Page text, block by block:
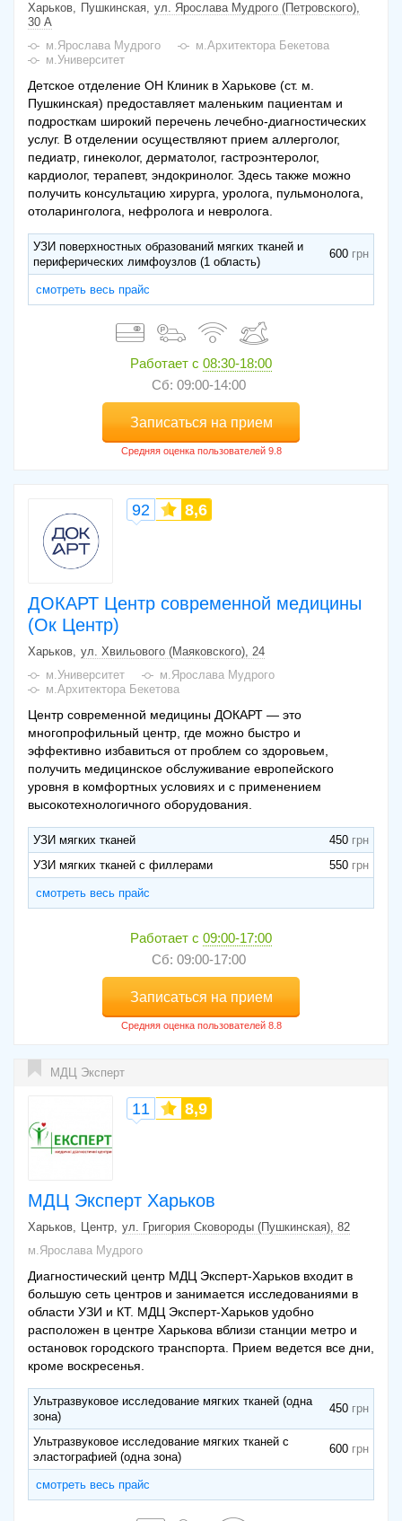
Харьков Пушкинская ул. Ярослава Мудрого (Петровского),
30 А
м.Ярослава Мудрого
м.Архитектора Бекетова
м.Университет
Детское отделение ОН Клиник в Харькове (ст. м.
Пушкинская) предоставляет маленьким пациентам и
подросткам широкий перечень лечебно-диагностических
услуг. В отделении осуществляют прием аллерголог,
педиатр, гинеколог, дерматолог, гастроэнтеролог,
кардиолог, терапевт, эндокринолог. Здесь также можно
получить консультацию хирурга, уролога, пульмонолога,
отоларинголога, нефролога и невролога.
УЗИ поверхностных образований мягких тканей и
периферических лимфоузлов (1 область)
600
смотреть весь прайс
Работает с 08:30-18:00
Сб: 09:00-14:00
Записаться на прием
ДОКАРТ Центр современной медицины
(Ок Центр)
92 8,6
Харьков ул. Хвильового (Маяковского), 24
м.Университет
м.Ярослава Мудрого
м.Архитектора Бекетова
Центр современной медицины ДОКАРТ — это
многопрофильный центр, где можно быстро и
эффективно избавиться от проблем со здоровьем,
получить медицинское обслуживание европейского
уровня в комфортных условиях и с применением
высокотехнологичного оборудования.
УЗИ мягких тканей
450
УЗИ мягких тканей с филлерами
550
смотреть весь прайс
Работает с 09:00-17:00
Сб: 09:00-17:00
Записаться на прием
МДЦ Эксперт
МДЦ Эксперт Харьков
11 8,9
Харьков Центр ул. Григория Сковороды (Пушкинская), 82
м.Ярослава Мудрого
Диагностический центр МДЦ Эксперт-Харьков входит в
большую сеть центров и занимается исследованиями в
области УЗИ и КТ. МДЦ Эксперт-Харьков удобно
расположен в центре Харькова вблизи станции метро и
остановок городского транспорта. Прием ведется все дни,
кроме воскресенья.
Ультразвуковое исследование мягких тканей (одна
зона)
450
Ультразвуковое исследование мягких тканей с
эластографией (одна зона)
600
смотреть весь прайс